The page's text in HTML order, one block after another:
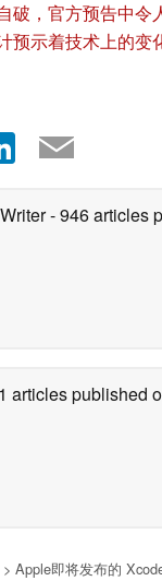
破，官方预告中令
预示着技术上的变
- 946 articles
articles published
> Apple即将发布的